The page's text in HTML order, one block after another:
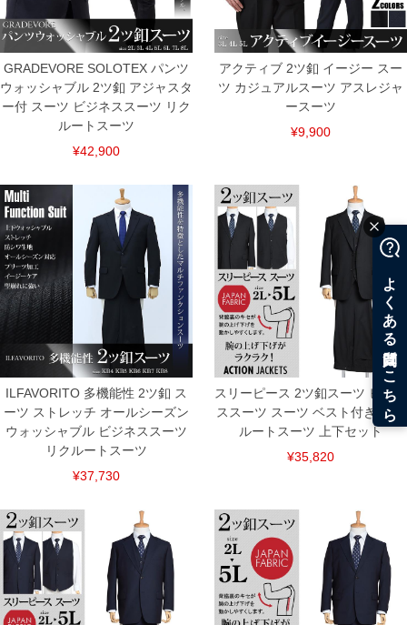
上の品が対象。1本5,999円以下の商品は有料（500円+税）となります。）
出荷まで約1週間～20日間程お時間を頂く場合がございます。
尚、裾上げした商品は返品・交換不可となりますので、予めご了承下さい。
一部、お直しに対応出来ない商品がございます。(例：裾にファスナーや調節ひもが付
いている、極端なデザインが施されている等)
※商品によって若干のサイズの誤差がございます。また、お客様がご使用の環境（コ
ンピュータ画面）によって、商品の色味が若干異なる場合がございます。予めご了承
※当店での掲載商品は、実店鋪と在庫を共用しておりますので店頭での売り違い、店
舗からのお取り寄せ等により、お客様にご迷惑をお掛けしてしまう場合がございま
す。そのようなことがない様最大限に努めておりますが、もしあった場合速やかにご
DETAIL
GRADEVORE SOLOTEX パンツ
ウォッシャブル 2ツ釦 アジャスタ
ー付 スーツ ビジネススーツ リク
ルートスーツ
¥42,900
アクティブ 2ツ釦 イージー スー
ツ カジュアルスーツ アスレジャ
ースーツ
¥9,900
ILFAVORITO 多機能性 2ツ釦 ス
ーツ ストレッチ オールシーズン
ウォッシャブル ビジネススーツ
リクルートスーツ
¥37,730
スリーピース 2ツ釦スーツ ビジネ
ススーツ スーツ ベスト付き リク
ルートスーツ 上下セット
¥35,820